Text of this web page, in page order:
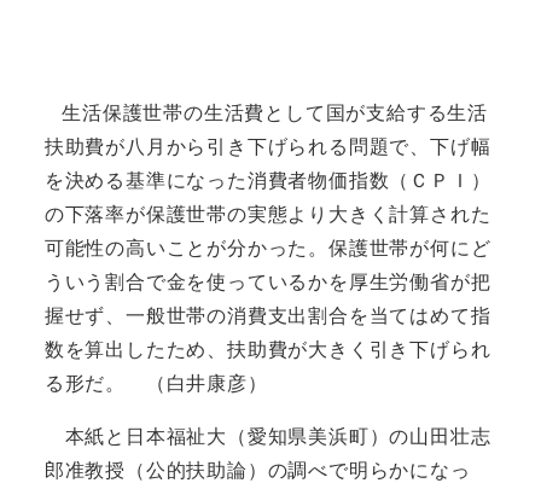
生活保護世帯の生活費として国が支給する生活
扶助費が八月から引き下げられる問題で、下げ幅
を決める基準になった消費者物価指数（ＣＰＩ）
の下落率が保護世帯の実態より大きく計算された
可能性の高いことが分かった。保護世帯が何にど
ういう割合で金を使っているかを厚生労働省が把
握せず、一般世帯の消費支出割合を当てはめて指
数を算出したため、扶助費が大きく引き下げられ
る形だ。 （白井康彦）
本紙と日本福祉大（愛知県美浜町）の山田壮志
郎准教授（公的扶助論）の調べで明らかになっ